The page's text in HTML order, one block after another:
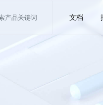
文档